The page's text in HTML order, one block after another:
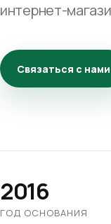
интернет-
Связаться с нами
2016
ГОД ОСНОВАНИЯ